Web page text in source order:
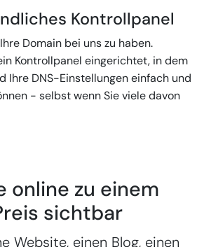
Kontrollpanel
Domain bei uns zu haben.
Kontrollpanel eingerichtet, in dem
Ihre DNS-Einstellungen einfach und
- selbst wenn Sie viele davon
online zu einem
sichtbar
Website, einen Blog, einen